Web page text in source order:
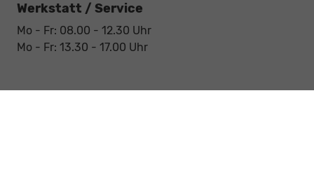
Werkstatt / Service
Mo - Fr: 08.00 - 12.30 Uhr
Mo - Fr: 13.30 - 17.00 Uhr